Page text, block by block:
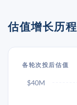
估值增长历程
各轮次投后估值
$40M